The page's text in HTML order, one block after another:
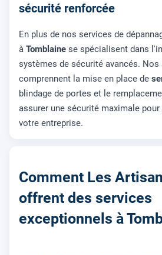
sécurité renforcée
En plus de nos services de
à Tomblaine se spécialisent dans
systèmes de sécurité avancés. Nos
comprennent la mise en place de
blindage de portes et le
assurer une sécurité maximale
votre entreprise.
Comment Les
offrent des services
exceptionnels à